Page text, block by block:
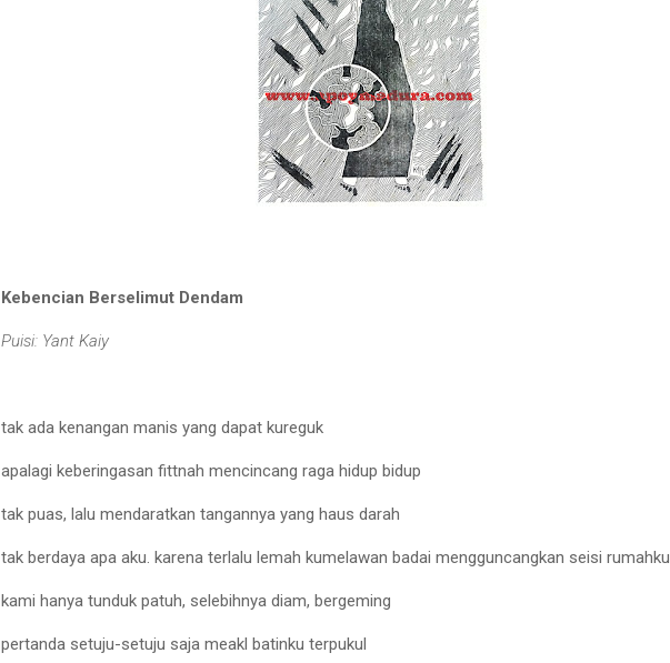
Kebencian Berselimut Dendam
Puisi: Yant Kaiy
tak ada kenangan manis yang dapat kureguk
apalagi keberingasan fittnah mencincang raga hidup bidup
tak puas, lalu mendaratkan tangannya yang haus darah
tak berdaya apa aku. karena terlalu lemah kumelawan badai mengguncangkan seisi rumahku .
kami hanya tunduk patuh, selebihnya diam, bergeming
pertanda setuju-setuju saja meakl batinku terpukul